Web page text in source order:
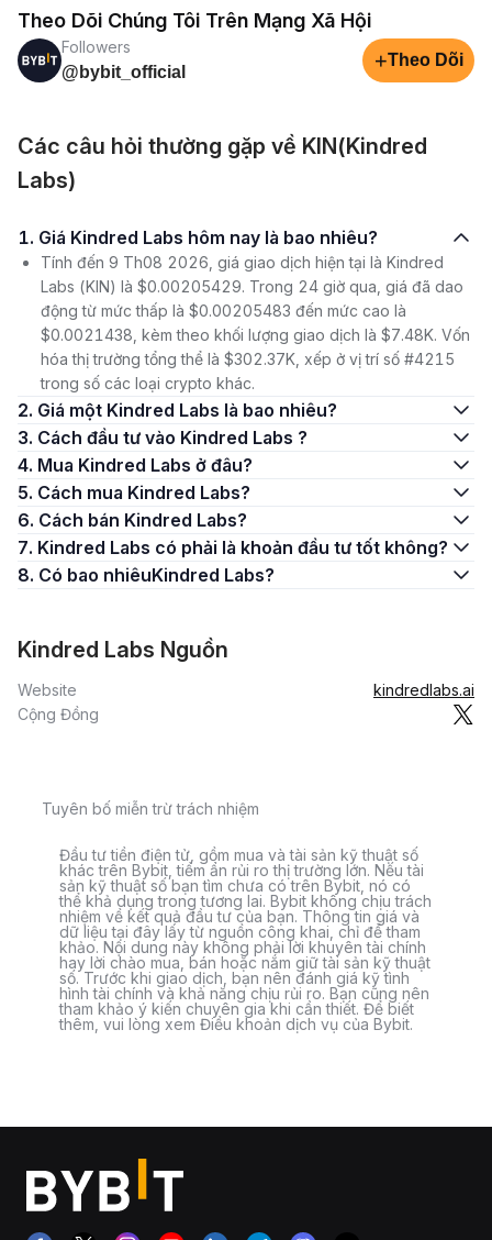
Theo Dõi Chúng Tôi Trên Mạng Xã Hội
Followers
@bybit_official
+Theo Dõi
Các câu hỏi thường gặp về KIN(Kindred
Labs)
1. Giá Kindred Labs hôm nay là bao nhiêu?
Tính đến 9 Th08 2026, giá giao dịch hiện tại là Kindred
Labs (KIN) là $0.00205429. Trong 24 giờ qua, giá đã dao
động từ mức thấp là $0.00205483 đến mức cao là
$0.0021438, kèm theo khối lượng giao dịch là $7.48K. Vốn
hóa thị trường tổng thể là $302.37K, xếp ở vị trí số #4215
trong số các loại crypto khác.
2. Giá một Kindred Labs là bao nhiêu?
3. Cách đầu tư vào Kindred Labs ?
4. Mua Kindred Labs ở đâu?
5. Cách mua Kindred Labs?
6. Cách bán Kindred Labs?
7. Kindred Labs có phải là khoản đầu tư tốt không?
8. Có bao nhiêuKindred Labs?
Kindred Labs Nguồn
Website
kindredlabs.ai
Cộng Đồng
Tuyên bố miễn trừ trách nhiệm
Đầu tư tiền điện tử, gồm mua và tài sản kỹ thuật số
khác trên Bybit, tiềm ẩn rủi ro thị trường lớn. Nếu tài
sản kỹ thuật số bạn tìm chưa có trên Bybit, nó có
thể khả dụng trong tương lai. Bybit không chịu trách
nhiệm về kết quả đầu tư của bạn. Thông tin giá và
dữ liệu tại đây lấy từ nguồn công khai, chỉ để tham
khảo. Nội dung này không phải lời khuyên tài chính
hay lời chào mua, bán hoặc nắm giữ tài sản kỹ thuật
số. Trước khi giao dịch, bạn nên đánh giá kỹ tình
hình tài chính và khả năng chịu rủi ro. Bạn cũng nên
tham khảo ý kiến chuyên gia khi cần thiết. Để biết
thêm, vui lòng xem Điều khoản dịch vụ của Bybit.